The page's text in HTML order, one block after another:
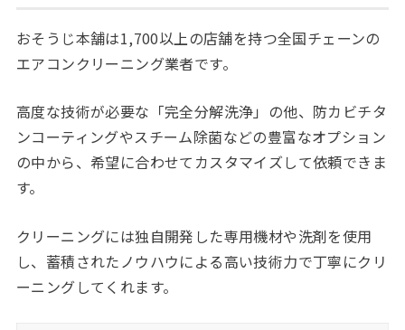
おそうじ本舗は1,700以上の店舗を持つ全国チェーンの
エアコンクリーニング業者です。
高度な技術が必要な「完全分解洗浄」の他、防カビチタ
ンコーティングやスチーム除菌などの豊富なオプション
の中から、希望に合わせてカスタマイズして依頼できま
す。
クリーニングには独自開発した専用機材や洗剤を使用
し、蓄積されたノウハウによる高い技術力で丁寧にクリ
ーニングしてくれます。